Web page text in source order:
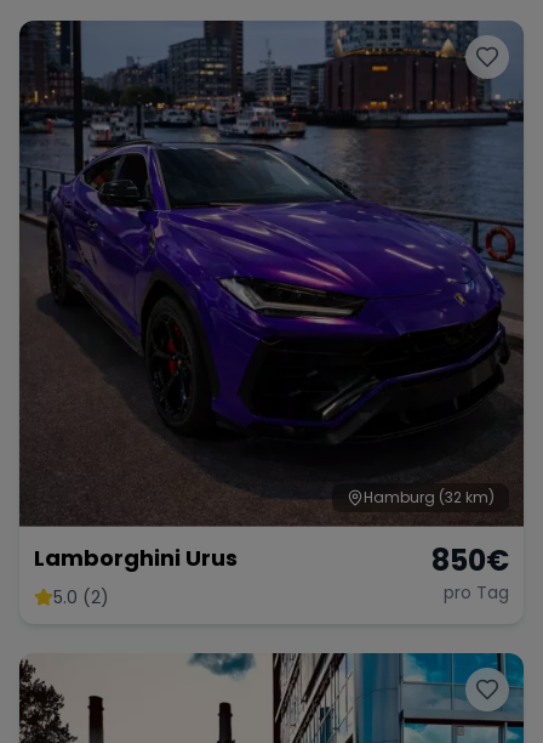
Hamburg (32 km)
Lamborghini Urus
5.0 (2)
850€
pro Tag